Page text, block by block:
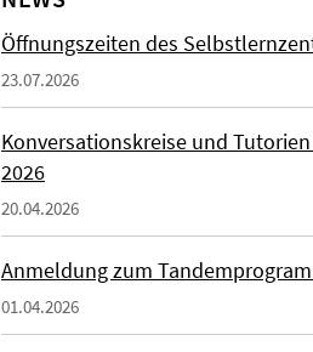
Öffnungszeiten des
23.07.2026
Konversationskreise und
2026
20.04.2026
Anmeldung zum
01.04.2026